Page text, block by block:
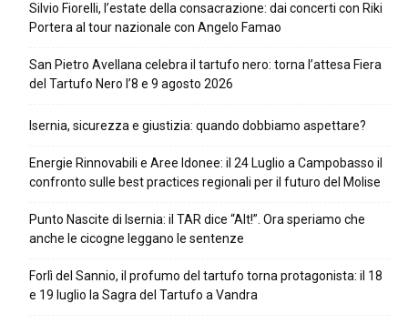
Silvio Fiorelli, l’estate della consacrazione: dai concerti con Riki
Portera al tour nazionale con Angelo Famao
San Pietro Avellana celebra il tartufo nero: torna l’attesa Fiera
del Tartufo Nero l’8 e 9 agosto 2026
Isernia, sicurezza e giustizia: quando dobbiamo aspettare?
Energie Rinnovabili e Aree Idonee: il 24 Luglio a Campobasso il
confronto sulle best practices regionali per il futuro del Molise
Punto Nascite di Isernia: il TAR dice “Alt!”. Ora speriamo che
anche le cicogne leggano le sentenze
Forlì del Sannio, il profumo del tartufo torna protagonista: il 18
e 19 luglio la Sagra del Tartufo a Vandra